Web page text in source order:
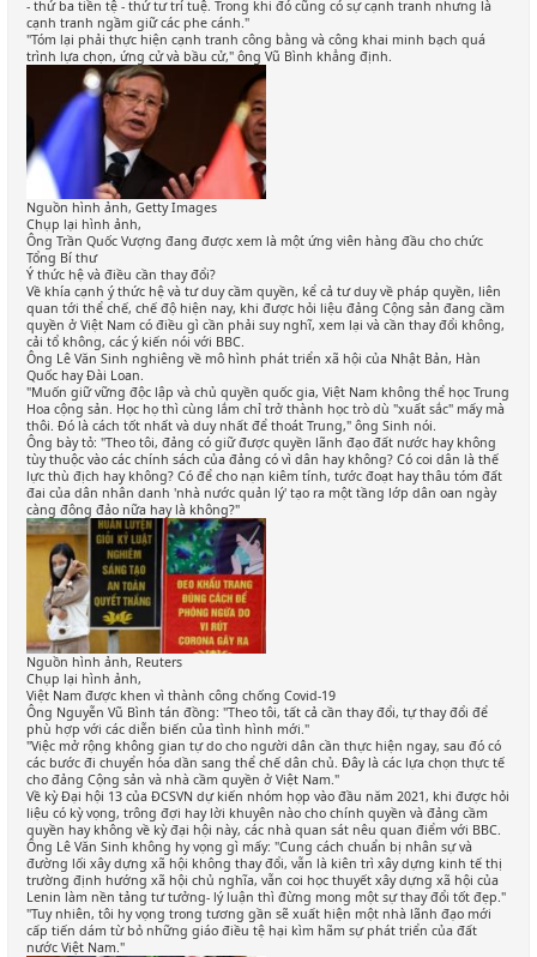
- thứ ba tiền tệ - thứ tư trí tuệ. Trong khi đó cũng có sự cạnh tranh nhưng là
cạnh tranh ngầm giữ các phe cánh."
"Tóm lại phải thực hiện cạnh tranh công bằng và công khai minh bạch quá
trình lựa chọn, ứng cử và bầu cử," ông Vũ Bình khẳng định.
Nguồn hình ảnh, Getty Images
Chụp lại hình ảnh,
Ông Trần Quốc Vượng đang được xem là một ứng viên hàng đầu cho chức
Tổng Bí thư
Ý thức hệ và điều cần thay đổi?
Về khía cạnh ý thức hệ và tư duy cầm quyền, kể cả tư duy về pháp quyền, liên
quan tới thể chế, chế độ hiện nay, khi được hỏi liệu đảng Cộng sản đang cầm
quyền ở Việt Nam có điều gì cần phải suy nghĩ, xem lại và cần thay đổi không,
cải tổ không, các ý kiến nói với BBC.
Ông Lê Văn Sinh nghiêng về mô hình phát triển xã hội của Nhật Bản, Hàn
Quốc hay Đài Loan.
"Muốn giữ vững độc lập và chủ quyền quốc gia, Việt Nam không thể học Trung
Hoa cộng sản. Học họ thì cùng lắm chỉ trở thành học trò dù "xuất sắc" mấy mà
thôi. Đó là cách tốt nhất và duy nhất để thoát Trung," ông Sinh nói.
Ông bày tỏ: "Theo tôi, đảng có giữ được quyền lãnh đạo đất nước hay không
tùy thuộc vào các chính sách của đảng có vì dân hay không? Có coi dân là thế
lực thù địch hay không? Có để cho nạn kiêm tính, tước đoạt hay thâu tóm đất
đai của dân nhân danh 'nhà nước quản lý' tạo ra một tầng lớp dân oan ngày
càng đông đảo nữa hay là không?"
Nguồn hình ảnh, Reuters
Chụp lại hình ảnh,
Việt Nam được khen vì thành công chống Covid-19
Ông Nguyễn Vũ Bình tán đồng: "Theo tôi, tất cả cần thay đổi, tự thay đổi để
phù hợp với các diễn biến của tình hình mới."
"Việc mở rộng không gian tự do cho người dân cần thực hiện ngay, sau đó có
các bước đi chuyển hóa dần sang thể chế dân chủ. Đây là các lựa chọn thực tế
cho đảng Cộng sản và nhà cầm quyền ở Việt Nam."
Về kỳ Đại hội 13 của ĐCSVN dự kiến nhóm họp vào đầu năm 2021, khi được hỏi
liệu có kỳ vọng, trông đợi hay lời khuyên nào cho chính quyền và đảng cầm
quyền hay không về kỳ đại hội này, các nhà quan sát nêu quan điểm với BBC.
Ông Lê Văn Sinh không hy vọng gì mấy: "Cung cách chuẩn bị nhân sự và
đường lối xây dựng xã hội không thay đổi, vẫn là kiên trì xây dựng kinh tế thị
trường định hướng xã hội chủ nghĩa, vẫn coi học thuyết xây dựng xã hội của
Lenin làm nền tảng tư tưởng- lý luận thì đừng mong một sự thay đổi tốt đẹp."
"Tuy nhiên, tôi hy vọng trong tương gần sẽ xuất hiện một nhà lãnh đạo mới
cấp tiến dám từ bỏ những giáo điều tệ hại kìm hãm sự phát triển của đất
nước Việt Nam."